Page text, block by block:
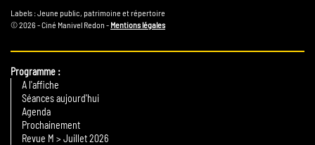
Labels : Jeune public, patrimoine et répertoire
© 2026 - Ciné Manivel Redon - Mentions légales
Programme
A l'affiche
Séances aujourd'hui
Agenda
Prochainement
Revue M > Juillet 2026